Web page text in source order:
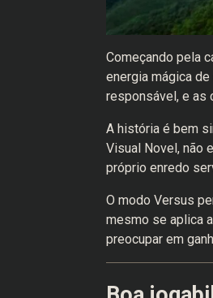
Começando pela
energia mágica
responsável, e as
A história é bem
Visual Novel, não
próprio enredo
O modo Versus
mesmo se aplica
preocupar em